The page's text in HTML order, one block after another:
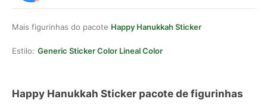
Mais figurinhas do pacote Happy Hanukkah Sticker
Estilo: Generic Sticker Color Lineal Color
Happy Hanukkah Sticker pacote de figurinhas